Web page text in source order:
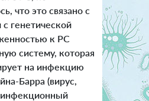
что это связано с
генетической
к РС
систему, которая
на инфекцию
Барра (вирус,